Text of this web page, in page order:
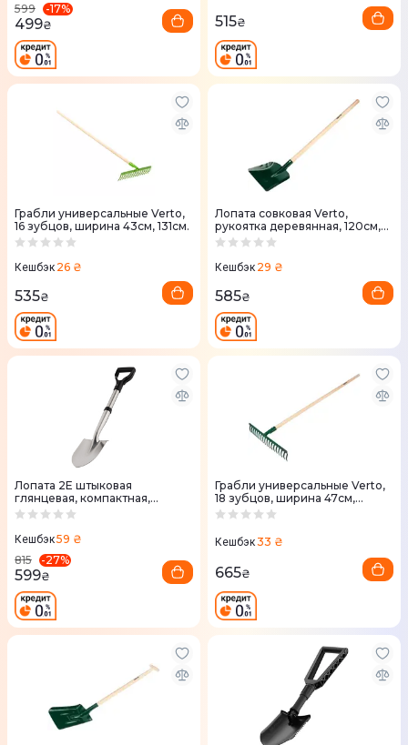
599
-17%
499₴ 515₴
Грабли универсальные Verto,
16 зубцов, ширина 43см, 131см.
Кешбэк 26 ₴
535₴
Лопата совковая Verto,
рукоятка деревянная, 120см,
1.8кг (15G019)
Кешбэк 29 ₴
585₴
Лопата 2Е штыковая
глянцевая, компактная,
нержавеющая сталь, 2мм,
Кешбэк59 ₴
815
-27%
599₴
Грабли универсальные Verto,
18 зубцов, ширина 47см,
140см, 1.3кг (15G058)
Кешбэк33 ₴
665₴